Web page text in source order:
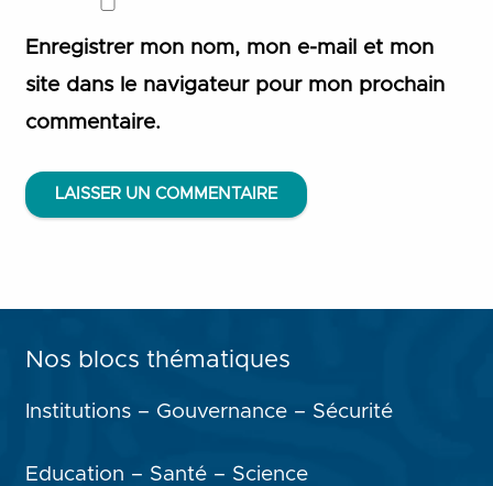
Enregistrer mon nom, mon e-mail et mon
site dans le navigateur pour mon prochain
commentaire.
LAISSER UN COMMENTAIRE
Nos blocs thématiques
Institutions – Gouvernance – Sécurité
Education – Santé – Science